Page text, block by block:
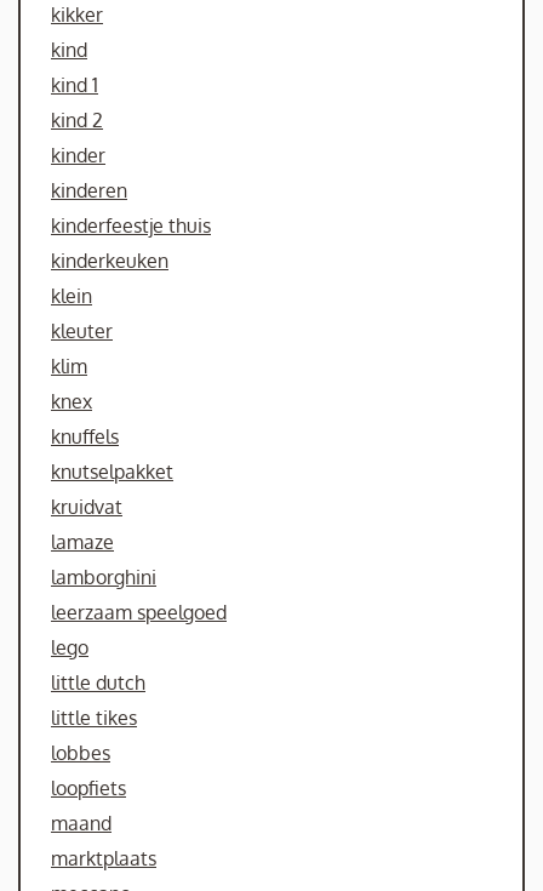
kikker
kind
kind 1
kind 2
kinder
kinderen
kinderfeestje thuis
kinderkeuken
klein
kleuter
klim
knex
knuffels
knutselpakket
kruidvat
lamaze
lamborghini
leerzaam speelgoed
lego
little dutch
little tikes
lobbes
loopfiets
maand
marktplaats